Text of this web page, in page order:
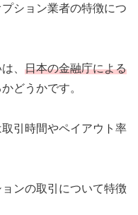
ション業者の特徴につ
、 日本の金融庁による
どうかです。
引時間やペイアウト率
ンの取引について特徴